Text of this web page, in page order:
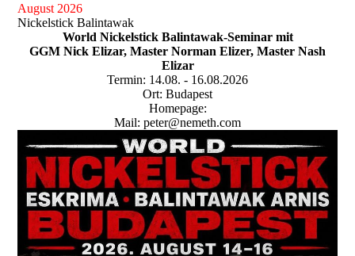
August 2026
Nickelstick Balintawak
World Nickelstick Balintawak-Seminar mit
GGM Nick Elizar, Master Norman Elizer, Master Nash
Elizar
Termin: 14.08. - 16.08.2026
Ort: Budapest
Homepage:
Mail: peter@nemeth.com